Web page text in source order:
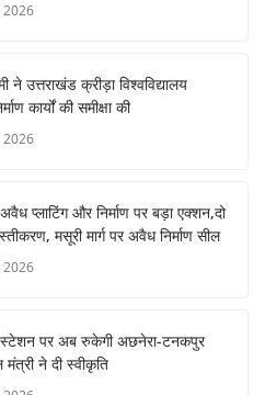
2026
ने उत्तराखंड क्रीड़ा विश्वविद्यालय
कार्यों की समीक्षा की
2026
प्लाटिंग और निर्माण पर बड़ा एक्शन,दो
मसूरी मार्ग पर अवैध निर्माण सील
2026
पर अब रुकेगी अछनेरा-टनकपुर
ने दी स्वीकृति